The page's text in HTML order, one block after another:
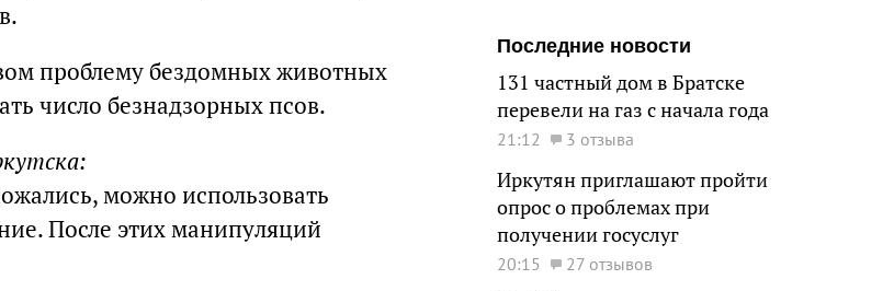
проблему бездомных животных
число безнадзорных псов.
можно использовать
После этих манипуляций
Последние новости
131 частный дом в Братске
перевели на газ с начала года
21:12 3 отзыва
Иркутян приглашают пройти
опрос о проблемах при
получении госуслуг
20:15 27 отзывов